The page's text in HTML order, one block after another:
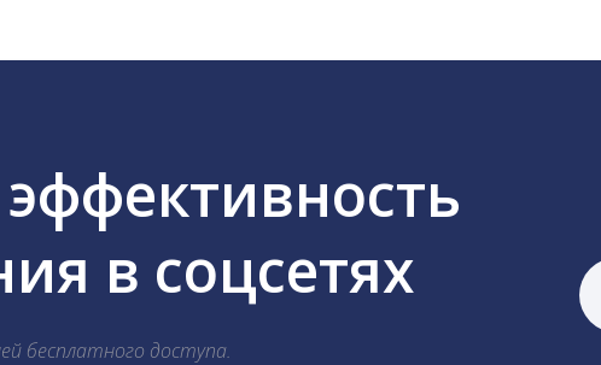
в соцсетях
бесплатного доступа.